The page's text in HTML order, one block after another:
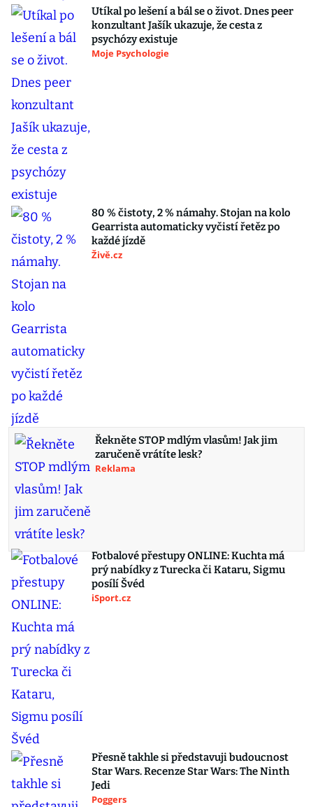
Utíkal po lešení a bál se o život. Dnes peer
konzultant Jašík ukazuje, že cesta z
psychózy existuje
Moje Psychologie
80 % čistoty, 2 % námahy. Stojan na kolo
Gearrista automaticky vyčistí řetěz po
každé jízdě
Živě.cz
Řekněte STOP mdlým vlasům! Jak jim
zaručeně vrátíte lesk?
Reklama
Fotbalové přestupy ONLINE: Kuchta má
prý nabídky z Turecka či Kataru, Sigmu
posílí Švéd
iSport.cz
Přesně takhle si představuji budoucnost
Star Wars. Recenze Star Wars: The Ninth
Jedi
Poggers